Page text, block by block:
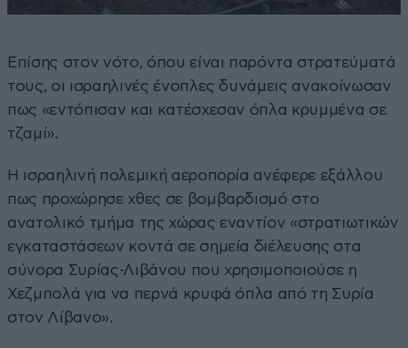
Επίσης στον νότο, όπου είναι παρόντα στρατεύματά
τους, οι ισραηλινές ένοπλες δυνάμεις ανακοίνωσαν
πως «εντόπισαν και κατέσχεσαν όπλα κρυμμένα σε
τζαμί».
Η ισραηλινή πολεμική αεροπορία ανέφερε εξάλλου
πως προχώρησε χθες σε βομβαρδισμό στο
ανατολικό τμήμα της χώρας εναντίον «στρατιωτικών
εγκαταστάσεων κοντά σε σημεία διέλευσης στα
σύνορα Συρίας-Λιβάνου που χρησιμοποιούσε η
Χεζμπολά για να περνά κρυφά όπλα από τη Συρία
στον Λίβανο».